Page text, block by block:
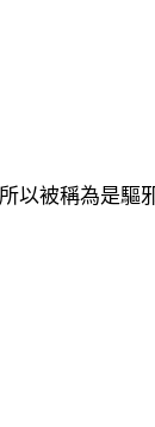
以被稱為是驅